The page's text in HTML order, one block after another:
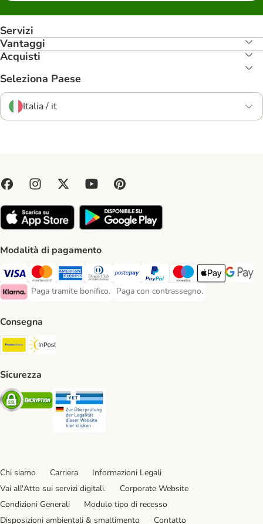
Servizi
Vantaggi
Acquisti
Seleziona Paese
Italia / it
Modalità di pagamento
Paga con Visa. Payment Method
Paga con Mastercard. Payment Method
Paga con American Express. Payment Method
Paga con Diners Club. Payment Method
Paga con Postepay. Payment Method
Paga con PayPal. Payment
Paga con Maestro.
Apple PayGoogle
Klarna Payment Method
Paga tramite bonifico.
Paga tramite bonifico. Payment Method
Paga con contrassegno.
Paga con contrassegno. Payment
Consegna
Poste Italiane. Shipping Method
Sicurezza
Security
Chi siamo Carriera
Informazioni Legali
Vai all'Atto sui servizi digitali.
Corporate Website
Condizioni Generali
Modulo tipo di recesso
Disposizioni ambientali & smaltimento
Contatto